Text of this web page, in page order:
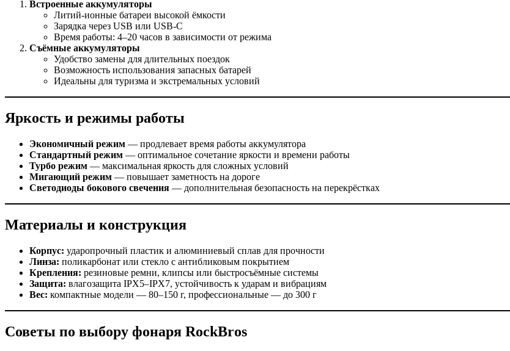
Встроенные аккумуляторы
Литий-ионные батареи высокой ёмкости
Зарядка через USB или USB-C
Время работы: 4–20 часов в зависимости от режима
Съёмные аккумуляторы
Удобство замены для длительных поездок
Возможность использования запасных батарей
Идеальны для туризма и экстремальных условий
Яркость и режимы работы
Экономичный режим — продлевает время работы аккумулятора
Стандартный режим — оптимальное сочетание яркости и времени работы
Турбо режим — максимальная яркость для сложных условий
Мигающий режим — повышает заметность на дороге
Светодиоды бокового свечения — дополнительная безопасность на перекрёстках
Материалы и конструкция
Корпус: ударопрочный пластик и алюминиевый сплав для прочности
Линза: поликарбонат или стекло с антибликовым покрытием
Крепления: резиновые ремни, клипсы или быстросъёмные системы
Защита: влагозащита IPX5–IPX7, устойчивость к ударам и вибрациям
Вес: компактные модели — 80–150 г, профессиональные — до 300 г
Советы по выбору фонаря RockBros